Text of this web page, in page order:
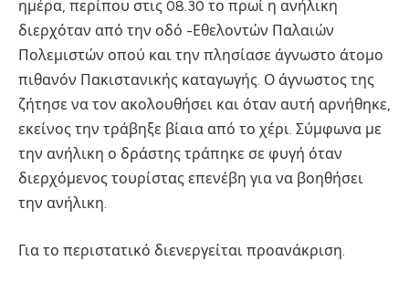
ημέρα, περίπου στις 08.30 το πρωί η ανήλικη
διερχόταν από την οδό -Εθελοντών Παλαιών
Πολεμιστών οπού και την πλησίασε άγνωστο άτομο
πιθανόν Πακιστανικής καταγωγής. Ο άγνωστος της
ζήτησε να τον ακολουθήσει και όταν αυτή αρνήθηκε,
εκείνος την τράβηξε βίαια από το χέρι. Σύμφωνα με
την ανήλικη ο δράστης τράπηκε σε φυγή όταν
διερχόμενος τουρίστας επενέβη για να βοηθήσει
την ανήλικη.
Για το περιστατικό διενεργείται προανάκριση.